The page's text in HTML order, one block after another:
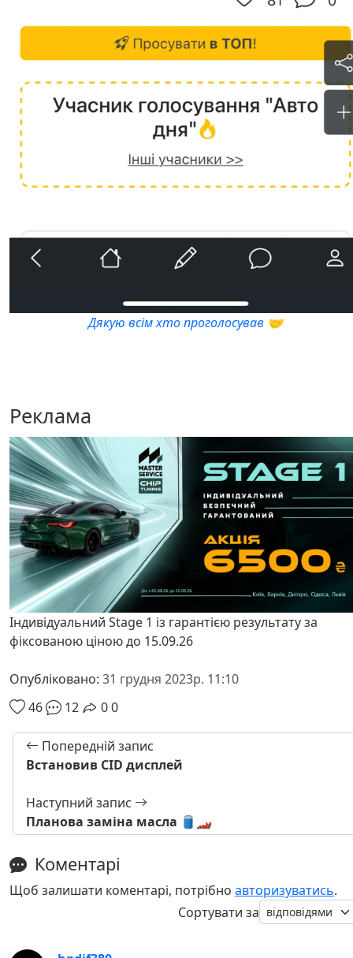
Дякую всім хто проголосував 🤝
Реклама
Індивідуальний Stage 1 із гарантією результату за
фіксованою ціною до 15.09.26
Опубліковано: 31 грудня 2023р. 11:10
46
12 00
Попередній запис
Встановив CID дисплей
Наступний запис
Планова заміна масла 🛢️🏎️
Коментарі
Щоб залишати коментарі, потрібно авторизуватись.
Сортувати за